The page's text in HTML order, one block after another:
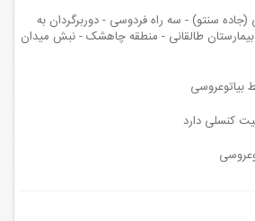
(جاده سنتو) - سه راه فردوسی - دوربرگردان به
طالقانی - منطقه چاهشک - نبش میدان
بیاتوعروسی
کنسلی دارد